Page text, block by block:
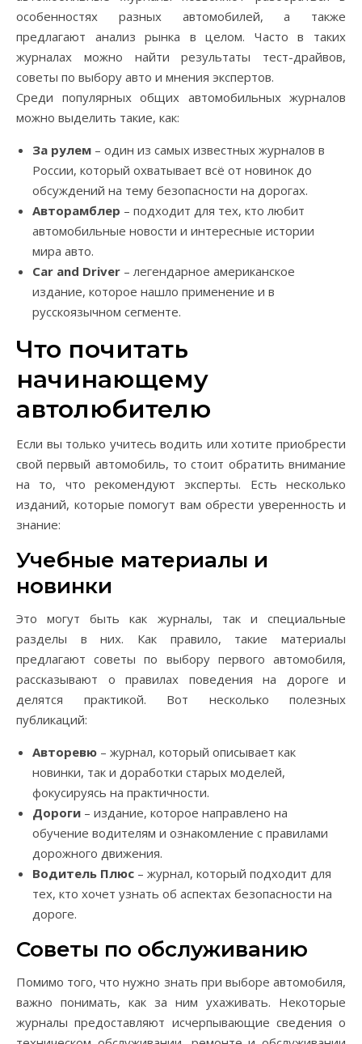
особенностях разных автомобилей, а также
предлагают анализ рынка в целом. Часто в таких
журналах можно найти результаты тест-драйвов,
советы по выбору авто и мнения экспертов.
Среди популярных общих автомобильных журналов
можно выделить такие, как:
За рулем – один из самых известных журналов в
России, который охватывает всё от новинок до
обсуждений на тему безопасности на дорогах.
Авторамблер – подходит для тех, кто любит
автомобильные новости и интересные истории
мира авто.
Car and Driver – легендарное американское
издание, которое нашло применение и в
русскоязычном сегменте.
Что почитать
начинающему
автолюбителю
Если вы только учитесь водить или хотите приобрести
свой первый автомобиль, то стоит обратить внимание
на то, что рекомендуют эксперты. Есть несколько
изданий, которые помогут вам обрести уверенность и
знание:
Учебные материалы и
новинки
Это могут быть как журналы, так и специальные
разделы в них. Как правило, такие материалы
предлагают советы по выбору первого автомобиля,
рассказывают о правилах поведения на дороге и
делятся практикой. Вот несколько полезных
публикаций:
Авторевю – журнал, который описывает как
новинки, так и доработки старых моделей,
фокусируясь на практичности.
Дороги – издание, которое направлено на
обучение водителям и ознакомление с правилами
дорожного движения.
Водитель Плюс – журнал, который подходит для
тех, кто хочет узнать об аспектах безопасности на
дороге.
Советы по обслуживанию
Помимо того, что нужно знать при выборе автомобиля,
важно понимать, как за ним ухаживать. Некоторые
журналы предоставляют исчерпывающие сведения о